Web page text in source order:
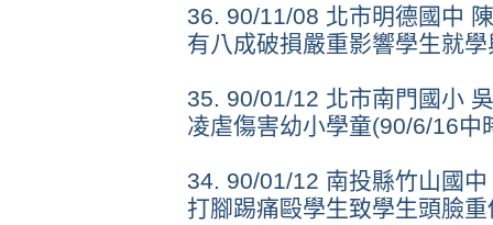
36. 90/11/08 北市明德國中
有八成破損嚴重影響學生就
35. 90/01/12 北市南門國小
凌虐傷害幼小學童(90/6/16中
34. 90/01/12 南投縣竹山國
打腳踢痛毆學生致學生頭臉